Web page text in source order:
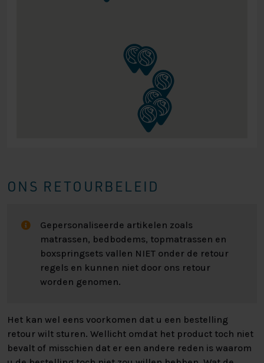
ONS RETOURBELEID
Gepersonaliseerde artikelen zoals
matrassen, bedbodems, topmatrassen en
boxspringsets vallen NIET onder de retour
regels en kunnen niet door ons retour
worden genomen.
Het kan wel eens voorkomen dat u een bestelling
retour wilt sturen. Wellicht omdat het product toch niet
bevalt of misschien dat er een andere reden is waarom